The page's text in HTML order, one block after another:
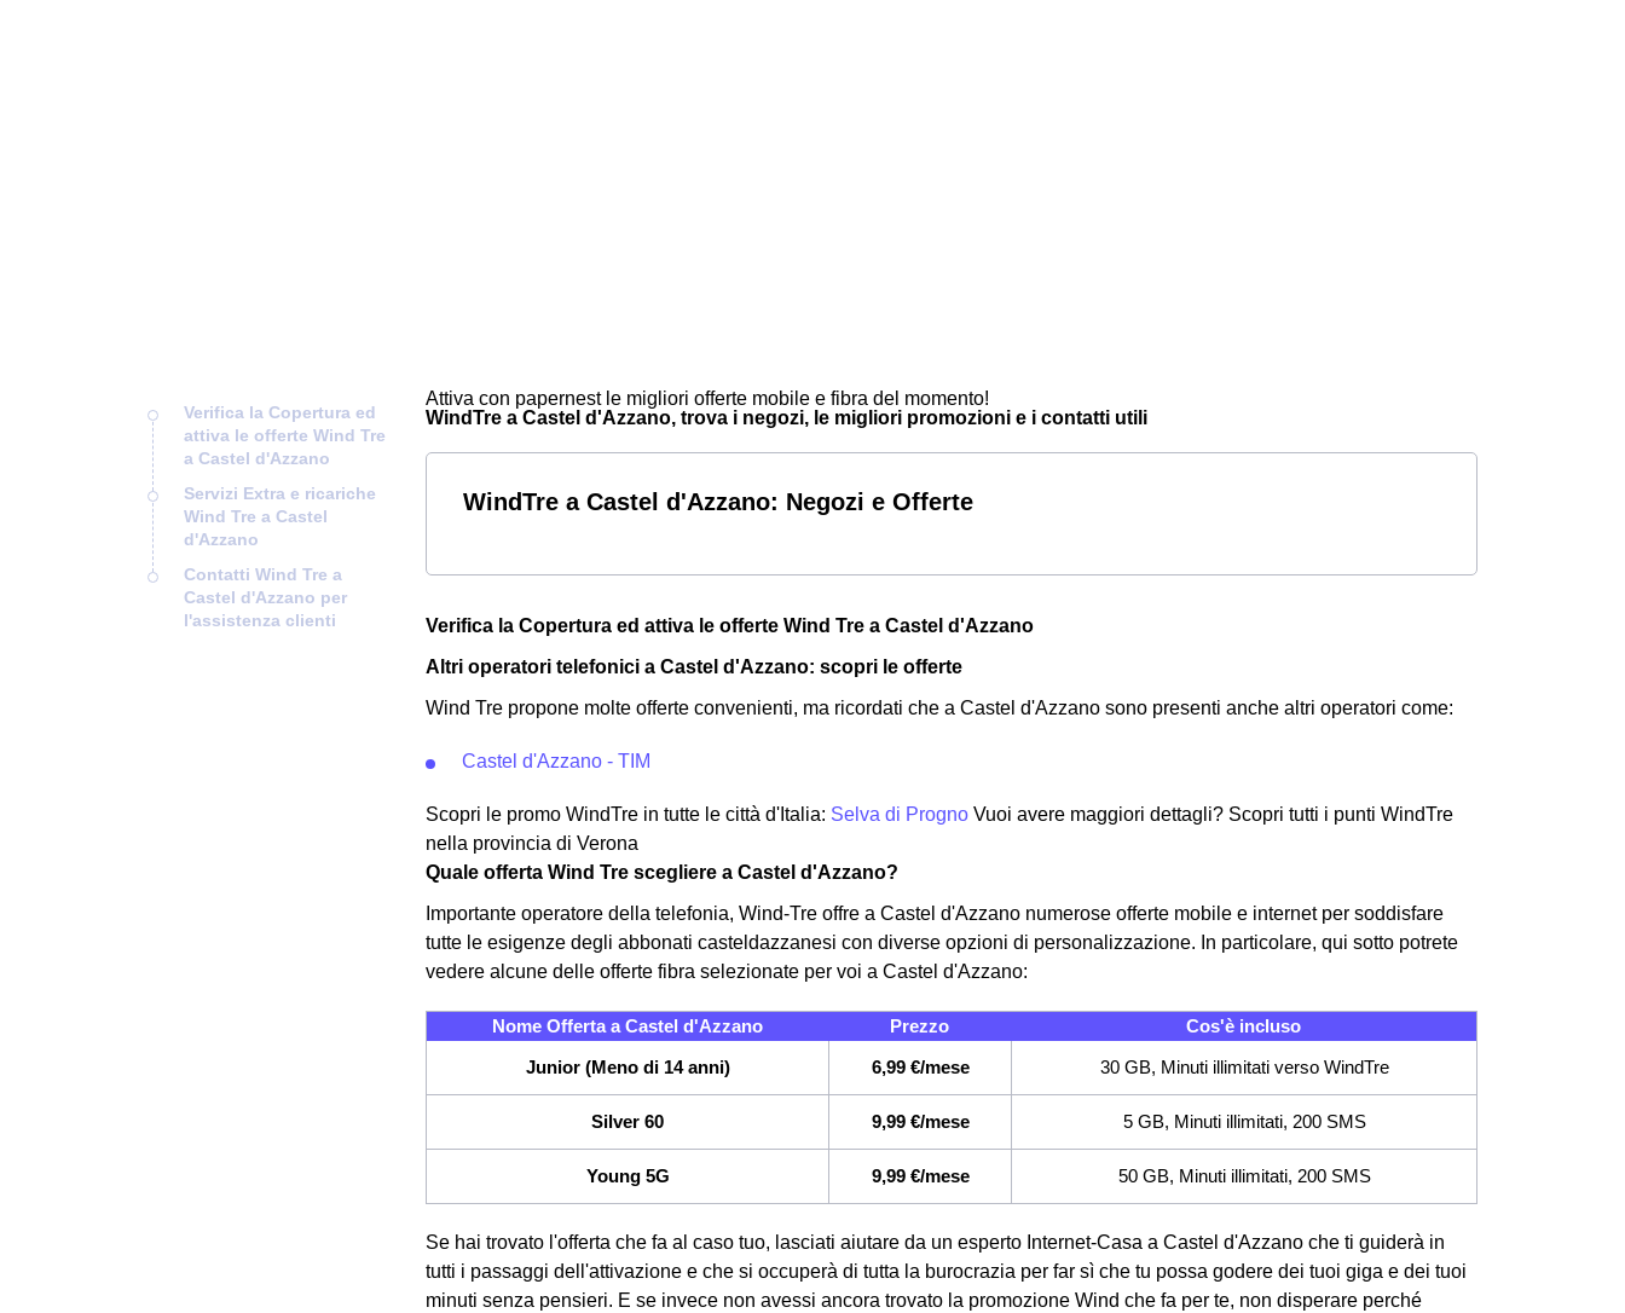
Verifica la Copertura ed
attiva le offerte Wind Tre
a Castel d'Azzano
Servizi Extra e ricariche
Wind Tre a Castel
d'Azzano
Contatti Wind Tre a
Castel d'Azzano per
l'assistenza clienti
Attiva con papernest le migliori offerte mobile e fibra del momento!
WindTre a Castel d'Azzano, trova i negozi, le migliori promozioni e i contatti utili
WindTre a Castel d'Azzano: Negozi e Offerte
Verifica la Copertura ed attiva le offerte Wind Tre a Castel d'Azzano
Altri operatori telefonici a Castel d'Azzano: scopri le offerte
Wind Tre propone molte offerte convenienti, ma ricordati che a Castel d'Azzano sono presenti anche altri operatori come:
Castel d'Azzano - TIM
Scopri le promo WindTre in tutte le città d'Italia: Selva di Progno Vuoi avere maggiori dettagli? Scopri tutti i punti WindTre
nella provincia di Verona
Quale offerta Wind Tre scegliere a Castel d'Azzano?
Importante operatore della telefonia, Wind-Tre offre a Castel d'Azzano numerose offerte mobile e internet per soddisfare
tutte le esigenze degli abbonati casteldazzanesi con diverse opzioni di personalizzazione. In particolare, qui sotto potrete
vedere alcune delle offerte fibra selezionate per voi a Castel d'Azzano:
Nome Offerta a Castel d'Azzano Prezzo
Cos'è incluso
Junior (Meno di 14 anni)
6,99 €/mese 30 GB, Minuti illimitati verso WindTre
Silver 60 9,99 €/mese 5 GB, Minuti illimitati, 200 SMS
Young 5G 9,99 €/mese 50 GB, Minuti illimitati, 200 SMS
Se hai trovato l'offerta che fa al caso tuo, lasciati aiutare da un esperto Internet-Casa a Castel d'Azzano che ti guiderà in
tutti i passaggi dell'attivazione e che si occuperà di tutta la burocrazia per far sì che tu possa godere dei tuoi giga e dei tuoi
minuti senza pensieri. E se invece non avessi ancora trovato la promozione Wind che fa per te, non disperare perché